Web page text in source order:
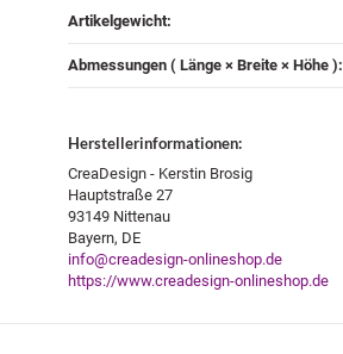
Artikelgewicht‍:
Abmessungen ( Länge × Breite × Höhe )‍:
Herstellerinformationen:
CreaDesign - Kerstin Brosig
Hauptstraße 27
93149 Nittenau
Bayern, DE
info@creadesign-onlineshop.de
https://www.creadesign-onlineshop.de